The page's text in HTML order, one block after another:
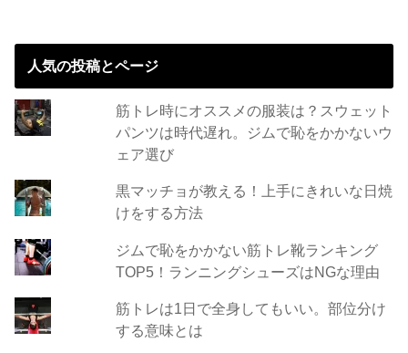
人気の投稿とページ
筋トレ時にオススメの服装は？スウェット
パンツは時代遅れ。ジムで恥をかかないウ
ェア選び
黒マッチョが教える！上手にきれいな日焼
けをする方法
ジムで恥をかかない筋トレ靴ランキング
TOP5！ランニングシューズはNGな理由
筋トレは1日で全身してもいい。部位分け
する意味とは